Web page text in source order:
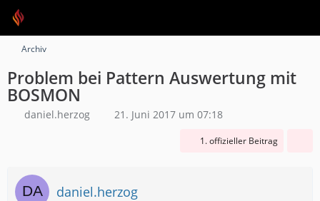
Archiv
Problem bei Pattern Auswertung mit
BOSMON
daniel.herzog 21. Juni 2017 um 07:18
1. offizieller Beitrag
daniel.herzog